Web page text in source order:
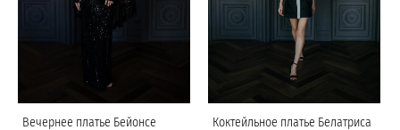
Вечернее платье Бейонсе
Коктейльное платье Белатриса